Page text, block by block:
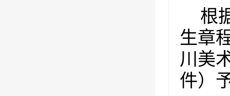
根
生章
川美
件）